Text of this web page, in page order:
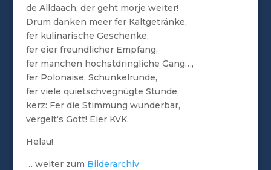
de Alldaach, der geht morje weiter!
Drum danken meer fer Kaltgetränke,
fer kulinarische Geschenke,
fer eier freundlicher Empfang,
fer manchen höchstdringliche Gang…,
fer Polonaise, Schunkelrunde,
fer viele quietschvegnügte Stunde,
kerz: Fer die Stimmung wunderbar,
vergelt‘s Gott! Eier KVK.
Helau!
… weiter zum Bilderarchiv